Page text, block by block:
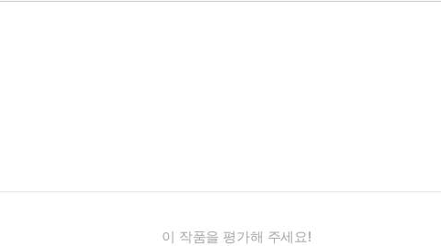
이 작품을 평가해 주세요!